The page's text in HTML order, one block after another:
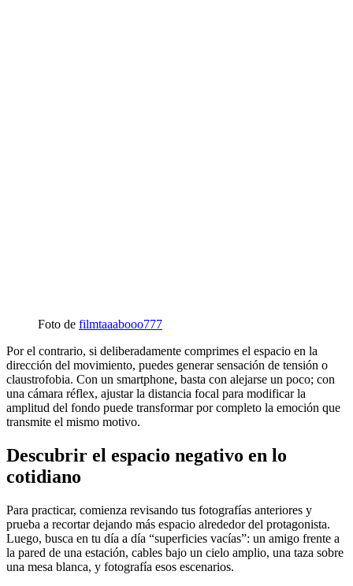
Foto de filmtaaabooo777
Por el contrario, si deliberadamente comprimes el espacio en la
dirección del movimiento, puedes generar sensación de tensión o
claustrofobia. Con un smartphone, basta con alejarse un poco; con
una cámara réflex, ajustar la distancia focal para modificar la
amplitud del fondo puede transformar por completo la emoción que
transmite el mismo motivo.
Descubrir el espacio negativo en lo
cotidiano
Para practicar, comienza revisando tus fotografías anteriores y
prueba a recortar dejando más espacio alrededor del protagonista.
Luego, busca en tu día a día “superficies vacías”: un amigo frente a
la pared de una estación, cables bajo un cielo amplio, una taza sobre
una mesa blanca, y fotografía esos escenarios.